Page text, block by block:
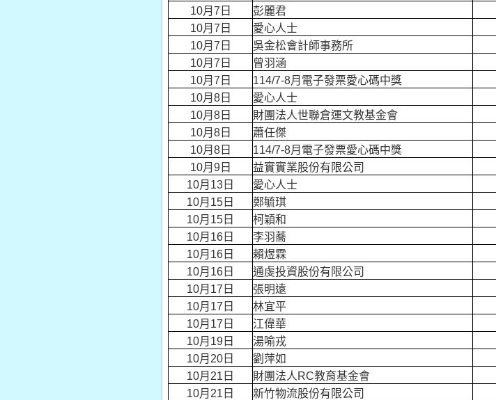
10月7日
彭麗君
10月7日
愛心人士
10月7日
吳金松會計師事務所
10月7日
曾羽涵
10月7日
114/7-8月電子發票愛心碼中獎
10月8日
愛心人士
10月8日
財團法人世聯倉運文教基金會
10月8日
蕭任傑
10月8日
114/7-8月電子發票愛心碼中獎
10月9日
益實實業股份有限公司
10月13日
愛心人士
10月15日
鄭毓琪
10月15日
柯穎和
10月16日
李羽蕎
10月16日
賴煜霖
10月16日
通虔投資股份有限公司
10月17日
張明遠
10月17日
林宜平
10月17日
江偉華
10月19日
湯喻戎
10月20日
劉萍如
10月21日
財團法人RC教育基金會
10月21日
新竹物流股份有限公司